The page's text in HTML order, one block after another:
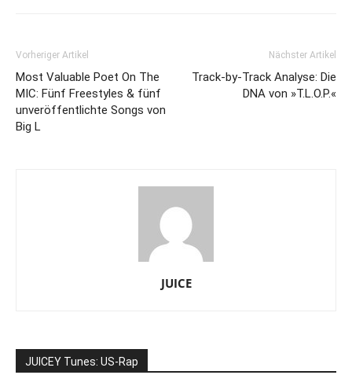
Vorheriger Artikel
Most Valuable Poet On The
MIC: Fünf Freestyles & fünf
unveröffentlichte Songs von
Big L
Nächster Artikel
Track-by-Track Analyse: Die
DNA von »T.L.O.P.«
JUICE
JUICEY Tunes: US-Rap